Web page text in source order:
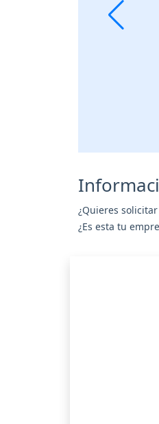
¿Quieres
¿Es esta tu